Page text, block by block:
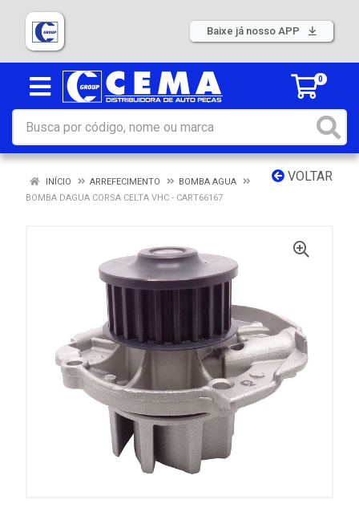
Baixe já nosso APP
0
VOLTAR
INÍCIO ARREFECIMENTO
BOMBA AGUA
BOMBA DAGUA CORSA CELTA VHC - CART66167